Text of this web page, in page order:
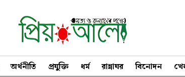
অর্থনীতি প্রযুক্তি ধর্ম রান্নাঘর বিনোদন